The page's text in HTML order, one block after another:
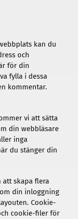
kan du
och
för din
fylla i dessa
kommentar.
vi att sätta
din webbläsare
inga
du stänger din
att skapa flera
din inloggning
Cookie-
cookie-filer för